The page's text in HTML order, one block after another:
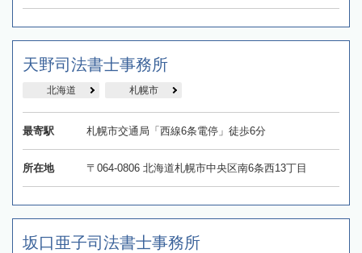
天野司法書士事務所
北海道 札幌市
最寄駅 札幌市交通局「西線6条電停」徒歩6分
所在地 〒064-0806 北海道札幌市中央区南6条西13丁目
坂口亜子司法書士事務所